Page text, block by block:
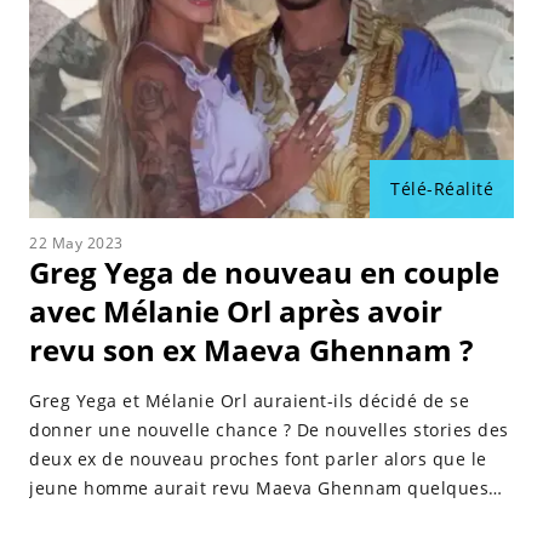
Télé-Réalité
22 May 2023
Greg Yega de nouveau en couple
avec Mélanie Orl après avoir
revu son ex Maeva Ghennam ?
Greg Yega et Mélanie Orl auraient-ils décidé de se
donner une nouvelle chance ? De nouvelles stories des
deux ex de nouveau proches font parler alors que le
jeune homme aurait revu Maeva Ghennam quelques